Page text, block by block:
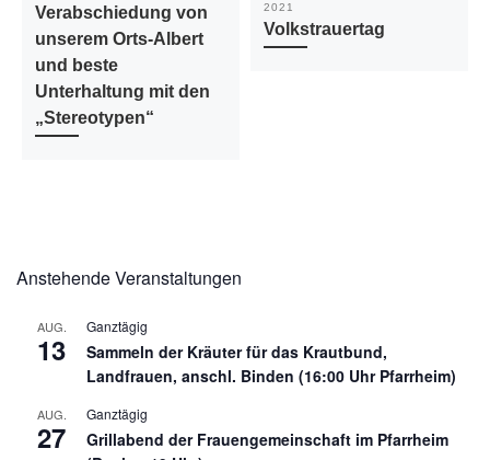
Verabschiedung von
unserem Orts-Albert
und beste
Unterhaltung mit den
„Stereotypen“
2021
Volkstrauertag
Anstehende Veranstaltungen
AUG.
13
Ganztägig
Sammeln der Kräuter für das Krautbund,
Landfrauen, anschl. Binden (16:00 Uhr Pfarrheim)
AUG.
27
Ganztägig
Grillabend der Frauengemeinschaft im Pfarrheim